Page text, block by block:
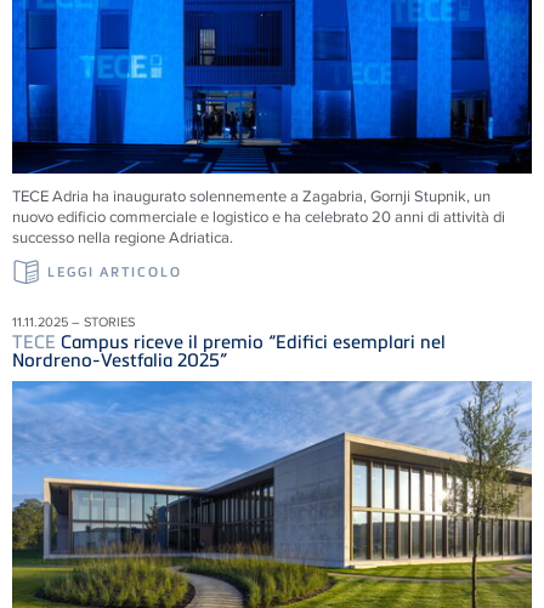
TECEAdria ha inaugurato solennemente a Zagabria, Gornji Stupnik, un
nuovo edificio commerciale e logistico e ha celebrato 20 anni di attività di
successo nella regione Adriatica.
LEGGI ARTICOLO
11.11.2025 – STORIES
TECE Campus riceve il premio “Edifici esemplari nel
Nordreno-Vestfalia 2025”